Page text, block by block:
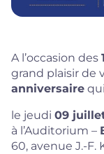
A l’occasion des
grand plaisir de
anniversaire
le jeudi 09
à l’Auditorium –
60, avenue J.-F.